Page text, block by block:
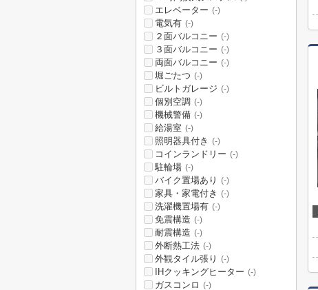
エレベーター (-)
電気有 (-)
２面バルコニー (-)
３面バルコニー (-)
両面バルコニー (-)
堀ごたつ (-)
ビルトガレージ (-)
個別空調 (-)
機械警備 (-)
給湯室 (-)
照明器具付き (-)
コインランドリー (-)
駐輪場 (-)
バイク置場あり (-)
家具・家電付き (-)
洗濯機置場有 (-)
免震構造 (-)
耐震構造 (-)
外断熱工法 (-)
外観タイル張り (-)
IHクッキングヒーター (-)
ガスコンロ (-)